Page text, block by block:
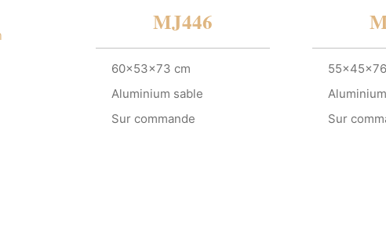
MJ446
60x53x73 cm
Aluminium sable
Sur commande
Sur